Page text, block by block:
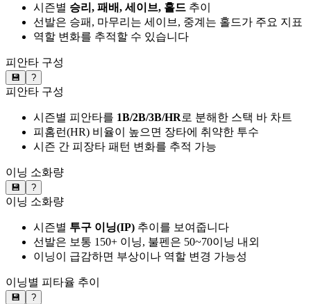
시즌별 승리, 패배, 세이브, 홀드 추이
선발은 승패, 마무리는 세이브, 중계는 홀드가 주요 지표
역할 변화를 추적할 수 있습니다
피안타 구성
💾 ?
피안타 구성
시즌별 피안타를 1B/2B/3B/HR로 분해한 스택 바 차트
피홈런(HR) 비율이 높으면 장타에 취약한 투수
시즌 간 피장타 패턴 변화를 추적 가능
이닝 소화량
💾 ?
이닝 소화량
시즌별 투구 이닝(IP) 추이를 보여줍니다
선발은 보통 150+ 이닝, 불펜은 50~70이닝 내외
이닝이 급감하면 부상이나 역할 변경 가능성
이닝별 피타율 추이
💾 ?